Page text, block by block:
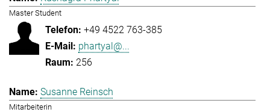
Master Student
+49 4522 763-385
phartyal@...
256
Susanne Reinsch
Mitarbeiterin